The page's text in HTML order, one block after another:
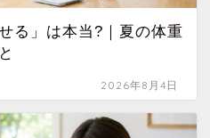
る」は本当?｜夏の体重
2026年8月4日